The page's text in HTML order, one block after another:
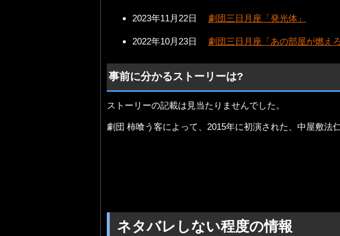
2023年11月22日 劇団三日月座「発光体」
2022年10月23日 劇団三日月座「あの部屋が燃えろ
事前に分かるストーリーは?
ストーリーの記載は見当たりませんでした。
劇団 柿喰う客によって、2015年に初演された、中屋敷法
ネタバレしない程度の情報